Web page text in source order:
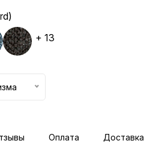
+ 13
Оплата Доставка